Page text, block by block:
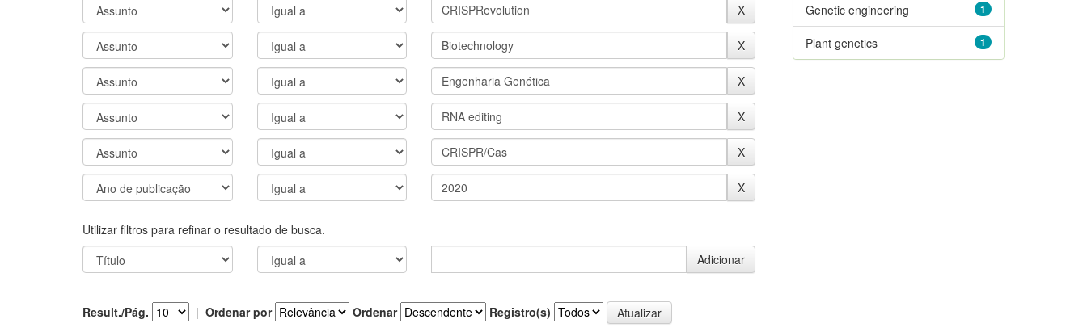
Utilizar filtros para refinar o resultado de busca.
Result./Pág. | Ordenar por Ordenar Registro(s)
1
Genetic engineering
1
Plant genetics